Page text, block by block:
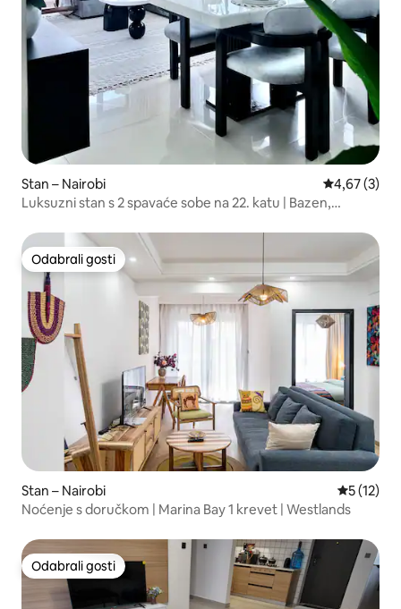
Stan – Nairobi Prosječna
4,67 (3)
Luksuzni stan s 2 spavaće sobe na 22. katu | Bazen,
Odabrali gosti
Odabrali gosti
Stan – Nairobi Prosječna
5 (12)
Noćenje s doručkom | Marina Bay 1 krevet | Westlands
Odabrali gosti
Odabrali gosti